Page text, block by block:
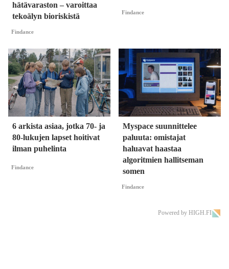
hätävaraston – varoittaa
tekoälyn bioriskistä
Findance
Findance
6 arkista asiaa, jotka 70- ja
80-lukujen lapset hoitivat
ilman puhelinta
Findance
Myspace suunnittelee
paluuta: omistajat
haluavat haastaa
algoritmien hallitseman
somen
Findance
Powered by HIGH.FI